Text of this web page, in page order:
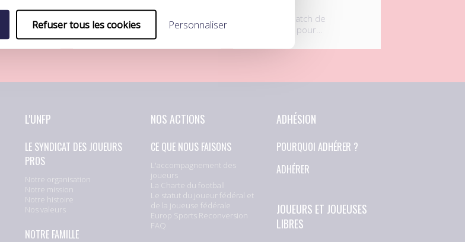
Refuser tous les cookies Personnaliser
Après s’être préparé au
sein…
Septième match de
préparation pour…
L'UNFP
LE SYNDICAT DES JOUEURS
PROS
Notre organisation
Notre mission
Notre histoire
Nos valeurs
NOTRE FAMILLE
NOS ACTIONS
CE QUE NOUS FAISONS
L'accompagnement des
joueurs
La Charte du football
Le statut du joueur fédéral et
de la joueuse fédérale
Europ Sports Reconversion
FAQ
ADHÉSION
POURQUOI ADHÉRER ?
ADHÉRER
JOUEURS ET JOUEUSES
LIBRES